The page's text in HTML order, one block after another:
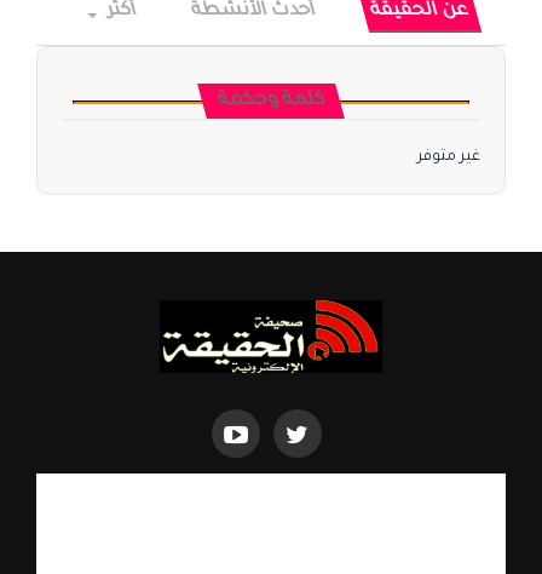
عن الحقيقة أحدث الأنشطة أكثر
كلمة وحكمة
غير متوفر